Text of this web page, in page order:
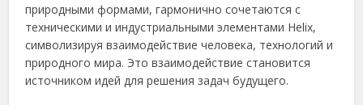
природными формами, гармонично сочетаются с
техническими и индустриальными элементами Helix,
символизируя взаимодействие человека, технологий и
природного мира. Это взаимодействие становится
источником идей для решения задач будущего.